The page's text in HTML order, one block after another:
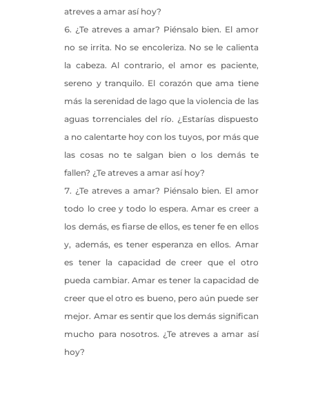
atreves a amar así hoy?
¿Te atreves a amar? Piénsalo bien. El amor
no se irrita. No se encoleriza. No se le calienta
la cabeza. Al contrario, el amor es paciente,
sereno y tranquilo. El corazón que ama tiene
más la serenidad de lago que la violencia de las
aguas torrenciales del río. ¿Estarías dispuesto
a no calentarte hoy con los tuyos, por más que
las cosas no te salgan bien o los demás te
fallen? ¿Te atreves a amar así hoy?
¿Te atreves a amar? Piénsalo bien. El amor
todo lo cree y todo lo espera. Amar es creer a
los demás, es fiarse de ellos, es tener fe en ellos
y, además, es tener esperanza en ellos. Amar
es tener la capacidad de creer que el otro
pueda cambiar. Amar es tener la capacidad de
creer que el otro es bueno, pero aún puede ser
mejor. Amar es sentir que los demás significan
mucho para nosotros. ¿Te atreves a amar así
hoy?